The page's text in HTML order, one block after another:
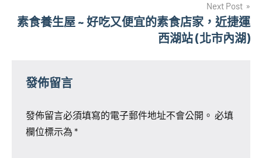
覽
Next Post
素食養生屋 ~ 好吃又便宜的素食店家，近捷運
西湖站 (北市內湖)
發佈留言
發佈留言必須填寫的電子郵件地址不會公開。 必填
欄位標示為 *